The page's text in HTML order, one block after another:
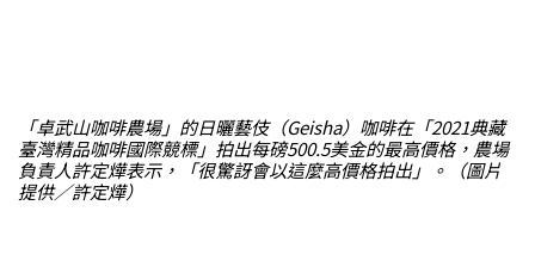
「卓武山咖啡農場」的日曬藝伎（Geisha）咖啡在「2021典藏
臺灣精品咖啡國際競標」拍出每磅500.5美金的最高價格，農場
負責人許定燁表示，「很驚訝會以這麼高價格拍出」。（圖片
提供／許定燁）